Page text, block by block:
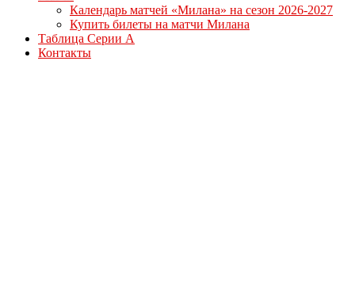
Календарь матчей «Милана» на сезон 2026-2027
Купить билеты на матчи Милана
Таблица Серии А
Контакты